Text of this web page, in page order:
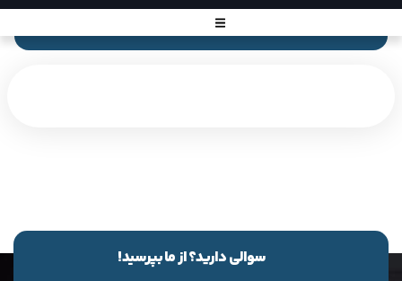
سوالی دارید؟ از ما بپرسید!